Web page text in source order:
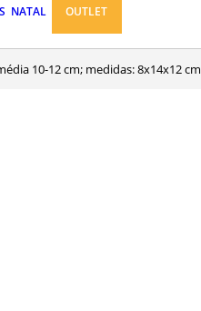
NATAL OUTLET
10-12 cm; medidas: 8x14x12 cm